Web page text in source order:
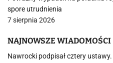
spore utrudnienia
7 sierpnia 2026
NAJNOWSZE WIADOMOŚCI
Nawrocki podpisał cztery